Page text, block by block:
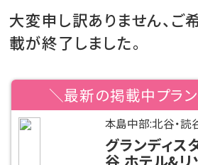
大変申し訳ありません、ご
載が終了しました。
＼最新の掲載中プラ
本島中部:北谷・読
グランディス